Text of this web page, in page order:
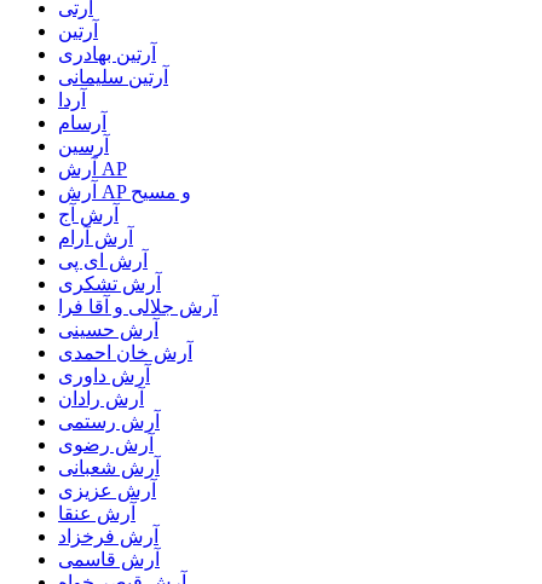
آرتی
آرتین
آرتین بهادری
آرتین سلیمانی
آردا
آرسام
آرسین
آرش AP
آرش AP و مسیح
آرش آج
آرش آرام
آرش ای پی
آرش تشکری
آرش جلالی و آقا فرا
آرش حسینی
آرش خان احمدی
آرش داوری
آرش رادان
آرش رستمى
آرش رضوی
آرش شعبانی
آرش عزیزی
آرش عنقا
آرش فرخزاد
آرش قاسمی